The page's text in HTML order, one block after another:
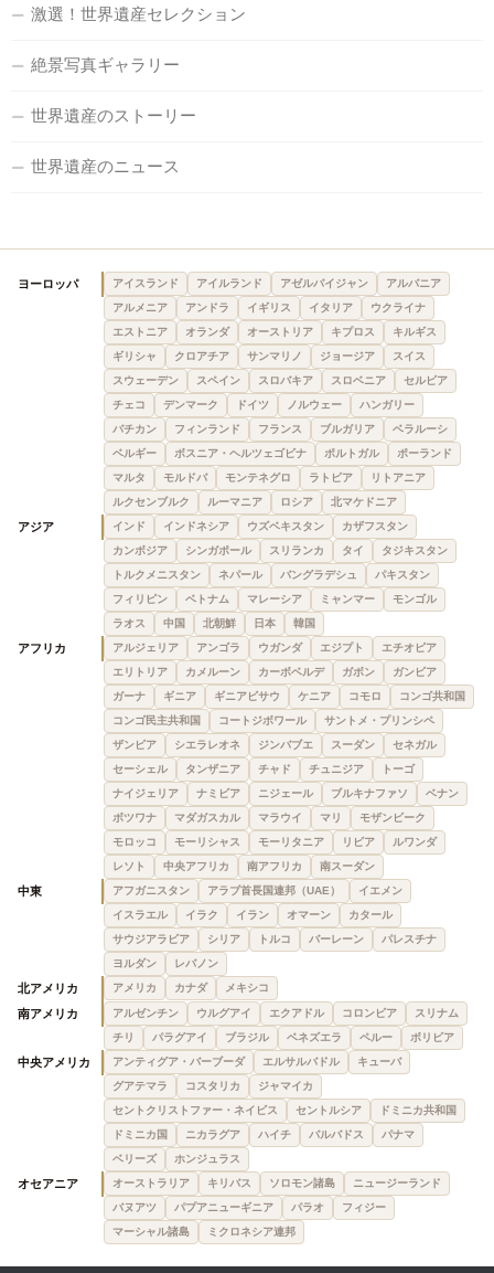
激選！世界遺産セレクション
絶景写真ギャラリー
世界遺産のストーリー
世界遺産のニュース
ヨーロッパ アイスランド アイルランド アゼルバイジャン
アルバニア
アルメニア
アンドラ イギリス イタリア
ウクライナ
エストニア
オランダ オーストリア キプロス
キルギス
ギリシャ
クロアチア サンマリノ ジョージア
スイス
スウェーデン
スペイン スロバキア スロベニア
セルビア
チェコ
デンマーク ドイツ ノルウェー
ハンガリー
バチカン
フィンランド フランス ブルガリア
ベラルーシ
ベルギー
ボスニア・ヘルツェゴビナ ポルトガル
ポーランド
マルタ
モルドバ モンテネグロ ラトビア
リトアニア
ルクセンブルク
ルーマニア ロシア 北マケドニア
アジア インド インドネシア ウズベキスタン
カザフスタン
カンボジア
シンガポール スリランカ タイ
タジキスタン
トルクメニスタン
ネパール バングラデシュ
パキスタン
フィリピン
ベトナム マレーシア ミャンマー
モンゴル
ラオス
中国 北朝鮮 日本 韓国
アフリカ アルジェリア アンゴラ ウガンダ エジプト
エチオピア
エリトリア
カメルーン カーボベルデ ガボン
ガンビア
ガーナ
ギニア ギニアビサウ ケニア コモロ
コンゴ共和国
コンゴ民主共和国
コートジボワール
サントメ・プリンシペ
ザンビア
シエラレオネ ジンバブエ スーダン
セネガル
セーシェル
タンザニア チャド チュニジア
トーゴ
ナイジェリア
ナミビア ニジェール ブルキナファソ
ベナン
ボツワナ
マダガスカル マラウイ マリ
モザンビーク
モロッコ
モーリシャス モーリタニア リビア
ルワンダ
レソト
中央アフリカ 南アフリカ 南スーダン
中東 アフガニスタン アラブ首長国連邦（UAE）
イエメン
イスラエル
イラク イラン オマーン
カタール
サウジアラビア
シリア トルコ バーレーン
パレスチナ
ヨルダン
レバノン
北アメリカ アメリカ カナダ メキシコ
南アメリカ アルゼンチン ウルグアイ エクアドル コロンビア
スリナム
チリ
パラグアイ ブラジル ベネズエラ ペルー ボリビア
中央アメリカ アンティグア・バーブーダ エルサルバドル
キューバ
グアテマラ
コスタリカ
ジャマイカ
セントクリストファー・ネイビス
セントルシア
ドミニカ共和国
ドミニカ国
ニカラグア ハイチ バルバドス
パナマ
ベリーズ
ホンジュラス
オセアニア オーストラリア キリバス ソロモン諸島
ニュージーランド
バヌアツ
パプアニューギニア パラオ
フィジー
マーシャル諸島
ミクロネシア連邦